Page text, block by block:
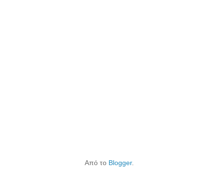
Από το Blogger.